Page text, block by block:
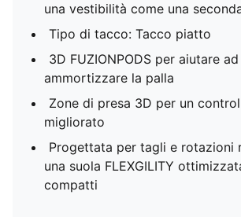
una vestibilità come una
Tipo di tacco: Tacco piatto
3D FUZIONPODS per aiutare ad
ammortizzare la palla
Zone di presa 3D per un
migliorato
Progettata per tagli e rotazioni
una suola FLEXGILITY
compatti